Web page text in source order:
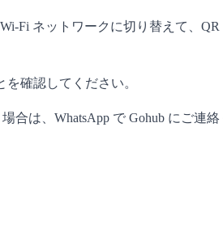
Fi ネットワークに切り替えて、
確認してください。
は、WhatsApp で Gohub にご連